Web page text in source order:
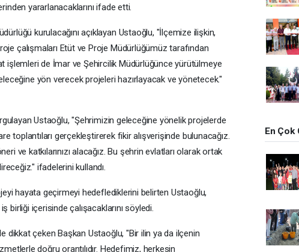
yararlanacaklarını ifade etti.
kurulacağını açıklayan Ustaoğlu, "İlçemize ilişkin,
çalışmaları Etüt ve Proje Müdürlüğümüz tarafından
işlemleri de İmar ve Şehircilik Müdürlüğünce yürütülmeye
yön verecek projeleri hazırlayacak ve yönetecek."
Ustaoğlu, "Şehrimizin geleceğine yönelik projelerde
toplantıları gerçekleştirerek fikir alışverişinde bulunacağız.
ve katkılarınızı alacağız. Bu şehrin evlatları olarak ortak
ifadelerini kullandı.
hayata geçirmeyi hedeflediklerini belirten Ustaoğlu,
içerisinde çalışacaklarını söyledi.
dikkat çeken Başkan Ustaoğlu, "Bir ilin ya da ilçenin
doğru orantılıdır. Hedefimiz, herkesin
En Çok